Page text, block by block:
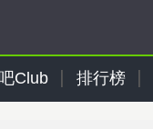
Club 排行榜